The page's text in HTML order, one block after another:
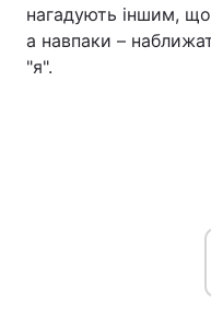
нагадують іншим,
а навпаки –
"я".